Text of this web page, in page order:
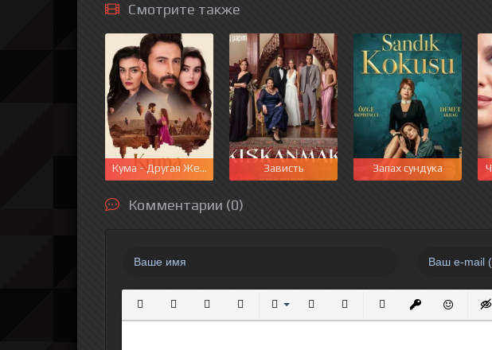
Смотрите также
Кума - Другая Жена Зависть Запах сундука
Комментарии (0)
Полужирный
КурсивПодчеркнутый
ЗачеркнутыйВыравнивание
Нумерованный список
Маркированный список
Вставить ссылку
ВставитьВставить